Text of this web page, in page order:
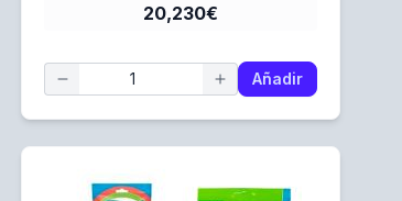
20,230€
Añadir